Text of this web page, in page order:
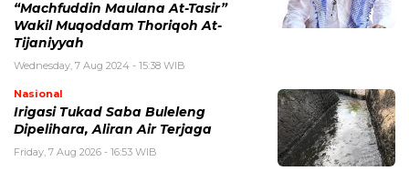
“Machfuddin Maulana At-Tasir”
Wakil Muqoddam Thoriqoh At-
Tijaniyyah
Wednesday, 7 Aug 2024 - 15:38 WIB
Nasional
Irigasi Tukad Saba Buleleng
Dipelihara, Aliran Air Terjaga
Friday, 7 Aug 2026 - 16:53 WIB